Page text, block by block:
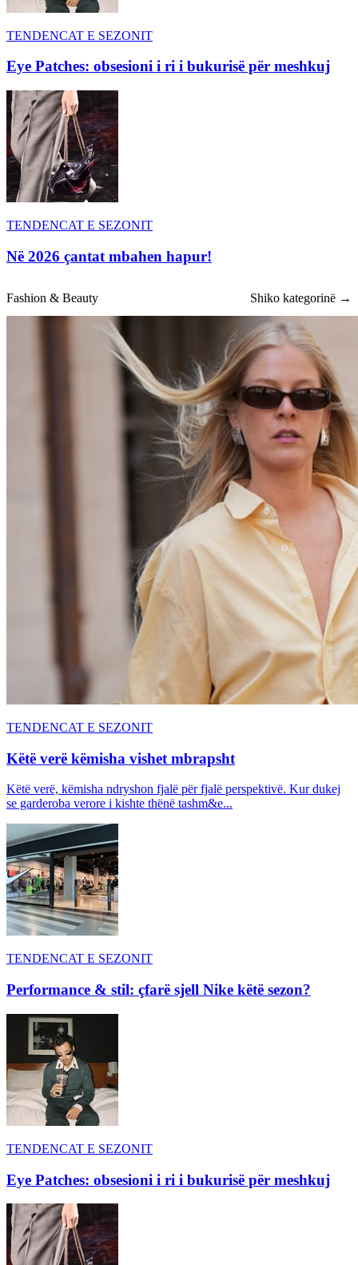
TENDENCAT E SEZONIT
Eye Patches: obsesioni i ri i bukurisë për meshkuj
TENDENCAT E SEZONIT
Në 2026 çantat mbahen hapur!
Fashion & Beauty Shiko kategorinë →
TENDENCAT E SEZONIT
Këtë verë këmisha vishet mbrapsht
Këtë verë, këmisha ndryshon fjalë për fjalë perspektivë. Kur dukej
se garderoba verore i kishte thënë tashm&e...
TENDENCAT E SEZONIT
Performance & stil: çfarë sjell Nike këtë sezon?
TENDENCAT E SEZONIT
Eye Patches: obsesioni i ri i bukurisë për meshkuj